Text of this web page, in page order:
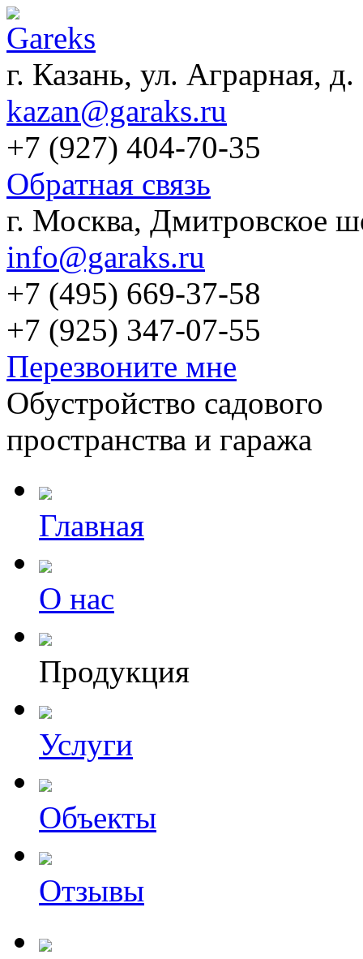
г. Казань, ул. Аграрная, д.
kazan@garaks.ru
+7 (927) 404-70-35
Обратная связь
г. Москва, Дмитровское
info@garaks.ru
+7 (495) 669-37-58
+7 (925) 347-07-55
Перезвоните мне
Обустройство садового
пространства и гаража
Главная
О нас
Продукция
Услуги
Объекты
Отзывы